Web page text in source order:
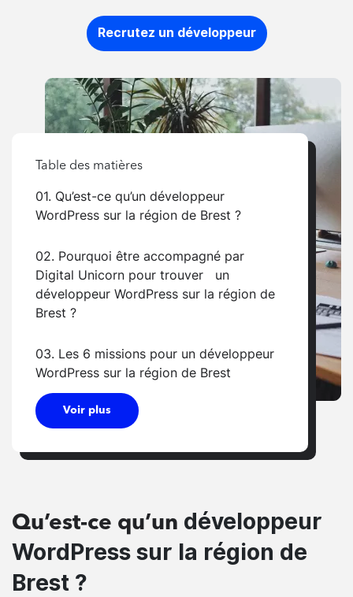
Recrutez un développeur
Table des matières
01. Qu’est-ce qu’un développeur
WordPress sur la région de Brest ?
02. Pourquoi être accompagné par
Digital Unicorn pour trouver un
développeur WordPress sur la région de
Brest ?
03. Les 6 missions pour un développeur
WordPress sur la région de Brest
Voir plus
Qu’est-ce qu’un développeur
WordPress sur la région de
Brest ?